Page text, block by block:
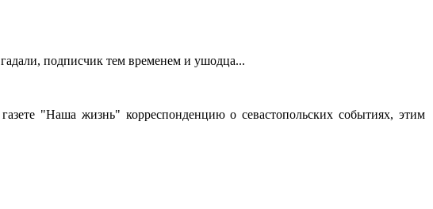
подписчик тем временем и ушодца...
"Наша жизнь" корреспонденцию о севастопольских событиях, этим